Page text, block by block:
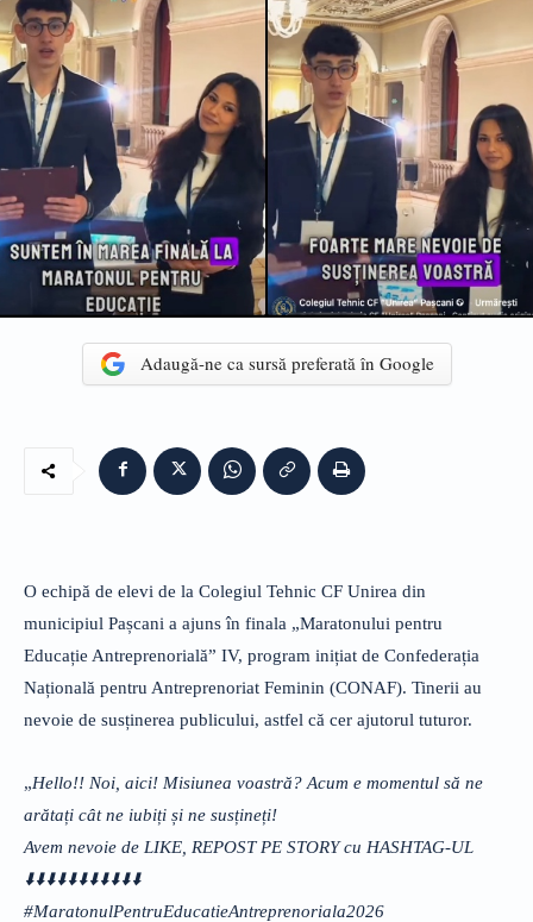
Adaugă-ne ca sursă preferată în Google
O echipă de elevi de la Colegiul Tehnic CF Unirea din
municipiul Pașcani a ajuns în finala „Maratonului pentru
Educație Antreprenorială” IV, program inițiat de Confederația
Națională pentru Antreprenoriat Feminin (CONAF). Tinerii au
nevoie de susținerea publicului, astfel că cer ajutorul tuturor.
„Hello!! Noi, aici! Misiunea voastră? Acum e momentul să ne
arătați cât ne iubiți și ne susțineți!
Avem nevoie de LIKE, REPOST PE STORY cu HASHTAG-UL
⬇️⬇️⬇️⬇️⬇️⬇️⬇️⬇️⬇️⬇️⬇️
#MaratonulPentruEducatieAntreprenoriala2026